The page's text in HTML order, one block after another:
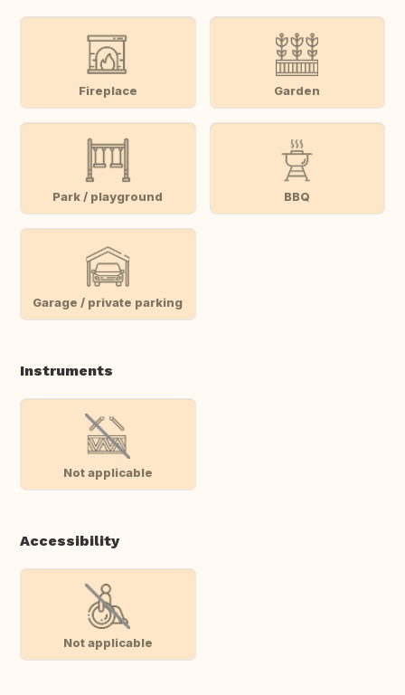
Fireplace Garden
Park / playground BBQ
Garage / private parking
Instruments
Not applicable
Accessibility
Not applicable